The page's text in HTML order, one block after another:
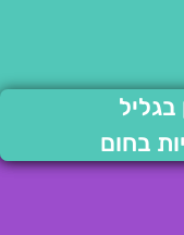
בחום